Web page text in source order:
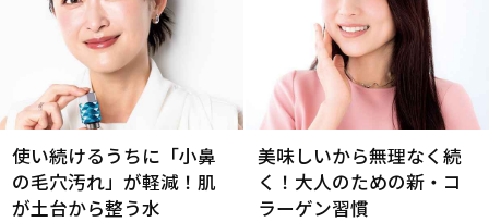
使い続けるうちに「小鼻
の毛穴汚れ」が軽減！肌
が土台から整う水
美味しいから無理なく続
く！大人のための新・コ
ラーゲン習慣